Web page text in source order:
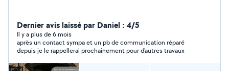
Dernier avis laissé par Daniel : 4/5
Il y a plus de 6 mois
après un contact sympa et un pb de communication réparé
depuis je le rappellerai prochainement pour d'autres travaux